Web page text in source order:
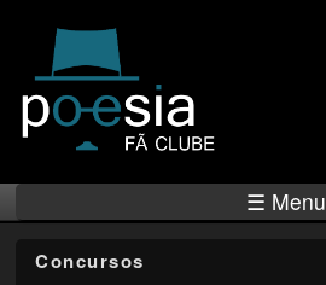
☰ Menu
Concursos